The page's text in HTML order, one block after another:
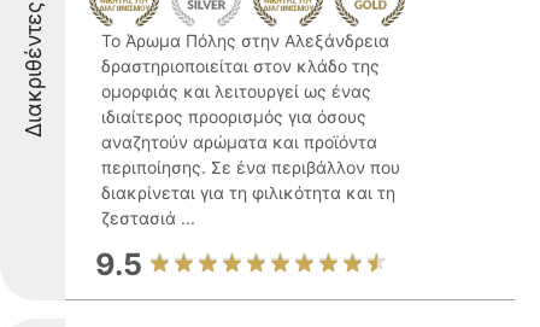
Διακριθέντες
Το Άρωμα Πόλης στην Αλεξάνδρεια
δραστηριοποιείται στον κλάδο της
ομορφιάς και λειτουργεί ως ένας
ιδιαίτερος προορισμός για όσους
αναζητούν αρώματα και προϊόντα
περιποίησης. Σε ένα περιβάλλον που
διακρίνεται για τη φιλικότητα και τη
ζεστασιά ...
9.5